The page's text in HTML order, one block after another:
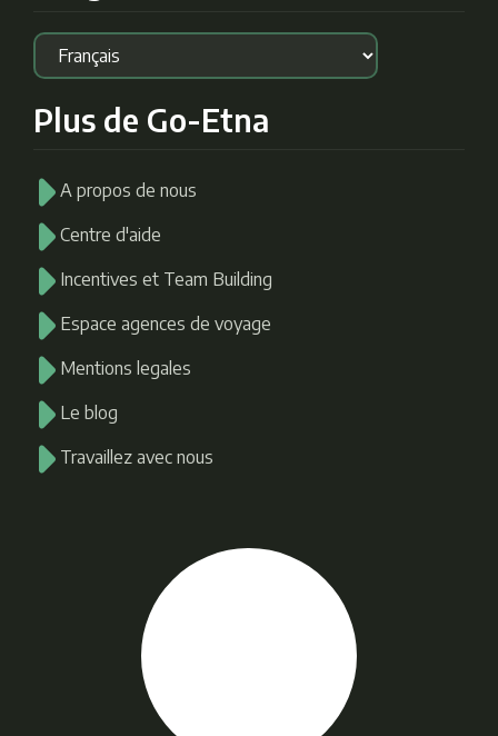
Plus de Go-Etna
A propos de nous
Centre d'aide
Incentives et Team Building
Espace agences de voyage
Mentions legales
Le blog
Travaillez avec nous